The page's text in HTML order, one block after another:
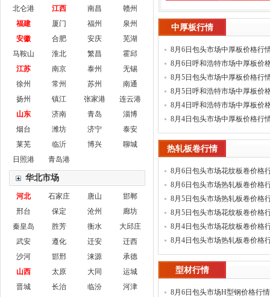
北仑港
江西 南昌
赣州
福建
厦门 福州
泉州
安徽
合肥 安庆
芜湖
马鞍山
淮北 繁昌
霍邱
江苏
南京 泰州
无锡
徐州
常州 苏州
南通
扬州
镇江 张家港
连云港
山东
济南 青岛
淄博
烟台
潍坊 济宁
泰安
莱芜
临沂 博兴
聊城
日照港
青岛港
华北市场
河北 石家庄 唐山
邯郸
邢台
保定 沧州
廊坊
秦皇岛
胜芳 衡水
大邱庄
武安
遵化 迁安
迁西
沙河
邯邢 涞源
承德
山西
太原 大同
运城
晋城
长治 临汾
河津
中厚板行情
8月6日包头市场中厚板价格行
8月6日呼和浩特市场中厚板价
8月5日包头市场中厚板价格行
8月5日呼和浩特市场中厚板价
8月4日呼和浩特市场中厚板价
8月4日包头市场中厚板价格行
热轧板卷行情
8月6日包头市场花纹板卷价格
8月6日包头市场热轧板卷价格
8月5日包头市场热轧板卷价格
8月5日包头市场花纹板卷价格
8月4日包头市场花纹板卷价格
8月4日包头市场热轧板卷价格
型材行情
8月6日包头市场H型钢价格行情